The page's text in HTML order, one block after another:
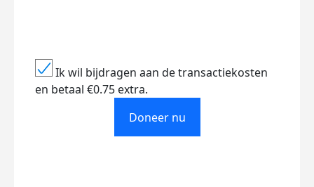
Ik wil bijdragen aan de transactiekosten
en betaal €0.75 extra.
Doneer nu